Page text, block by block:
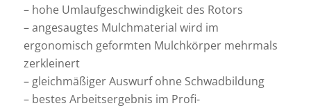
– hohe Umlaufgeschwindigkeit des Rotors
– angesaugtes Mulchmaterial wird im
ergonomisch geformten Mulchkörper mehrmals
zerkleinert
– gleichmäßiger Auswurf ohne Schwadbildung
– bestes Arbeitsergebnis im Profi-